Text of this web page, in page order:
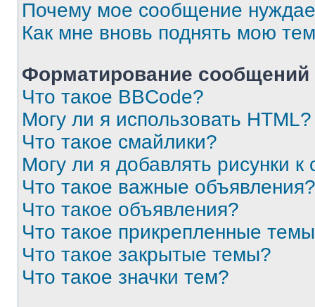
Почему мое сообщение
Как мне вновь поднять мою
Форматирование
Что такое BBCode?
Могу ли я использовать HTML?
Что такое смайлики?
Могу ли я добавлять рисунки
Что такое важные объявления?
Что такое объявления?
Что такое прикрепленные
Что такое закрытые темы?
Что такое значки тем?